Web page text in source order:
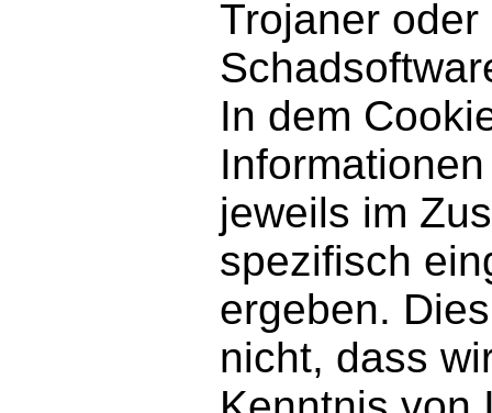
Trojaner
In dem
jeweils im
spezifisch
ergeben.
nicht, dass